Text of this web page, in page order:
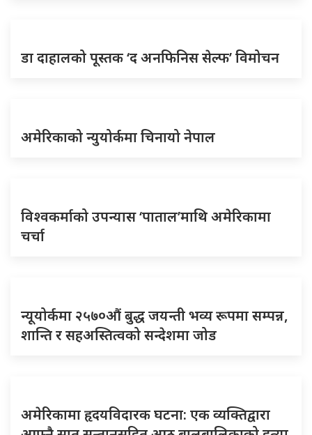
डा दाहालको पूस्तक ‘द अनफिनिस सेल्फ’ विमोचन
अमेरिकाको न्युयोर्कमा चिनायो नेपाल
विश्वकर्माको उपन्यास ‘पाताल’माथि अमेरिकामा
चर्चा
न्यूयोर्कमा २५७०औं बुद्ध जयन्ती भव्य रूपमा सम्पन्न,
शान्ति र सहअस्तित्वको सन्देशमा जोड
अमेरिकामा हृदयविदारक घटना: एक व्यक्तिद्वारा